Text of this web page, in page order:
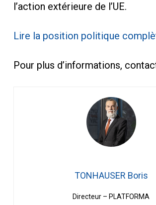
l’action extérieure de l’UE.
Lire la position politique
Pour plus d’informations,
TONHAUSER Boris
Directeur – PLATFORMA